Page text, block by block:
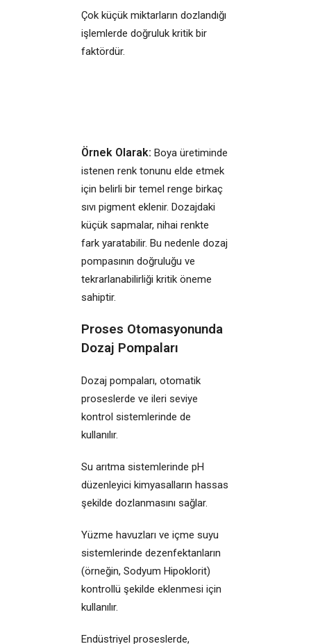
Çok küçük miktarların dozlandığı
işlemlerde doğruluk kritik bir
faktördür.
Örnek Olarak: Boya üretiminde
istenen renk tonunu elde etmek
için belirli bir temel renge birkaç
sıvı pigment eklenir. Dozajdaki
küçük sapmalar, nihai renkte
fark yaratabilir. Bu nedenle dozaj
pompasının doğruluğu ve
tekrarlanabilirliği kritik öneme
sahiptir.
Proses Otomasyonunda
Dozaj Pompaları
Dozaj pompaları, otomatik
proseslerde ve ileri seviye
kontrol sistemlerinde de
kullanılır.
Su arıtma sistemlerinde pH
düzenleyici kimyasalların hassas
şekilde dozlanmasını sağlar.
Yüzme havuzları ve içme suyu
sistemlerinde dezenfektanların
(örneğin, Sodyum Hipoklorit)
kontrollü şekilde eklenmesi için
kullanılır.
Endüstriyel proseslerde,